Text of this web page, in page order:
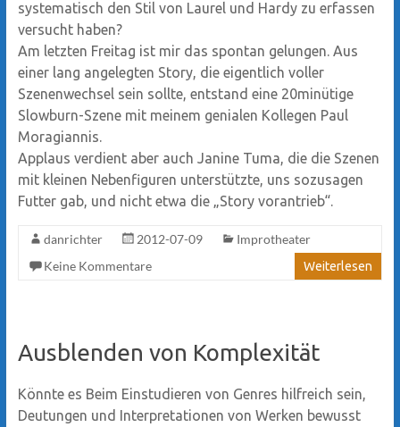
systematisch den Stil von Laurel und Hardy zu erfassen
versucht haben?
Am letzten Freitag ist mir das spontan gelungen. Aus
einer lang angelegten Story, die eigentlich voller
Szenenwechsel sein sollte, entstand eine 20minütige
Slowburn-Szene mit meinem genialen Kollegen Paul
Moragiannis.
Applaus verdient aber auch Janine Tuma, die die Szenen
mit kleinen Nebenfiguren unterstützte, uns sozusagen
Futter gab, und nicht etwa die „Story vorantrieb“.
danrichter 2012-07-09
Improtheater
Keine Kommentare
Weiterlesen
Ausblenden von Komplexität
Könnte es Beim Einstudieren von Genres hilfreich sein,
Deutungen und Interpretationen von Werken bewusst